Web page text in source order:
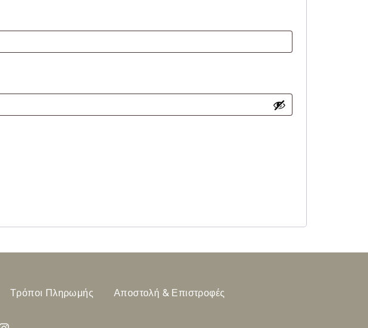
Τρόποι Πληρωμής Αποστολή & Επιστροφές